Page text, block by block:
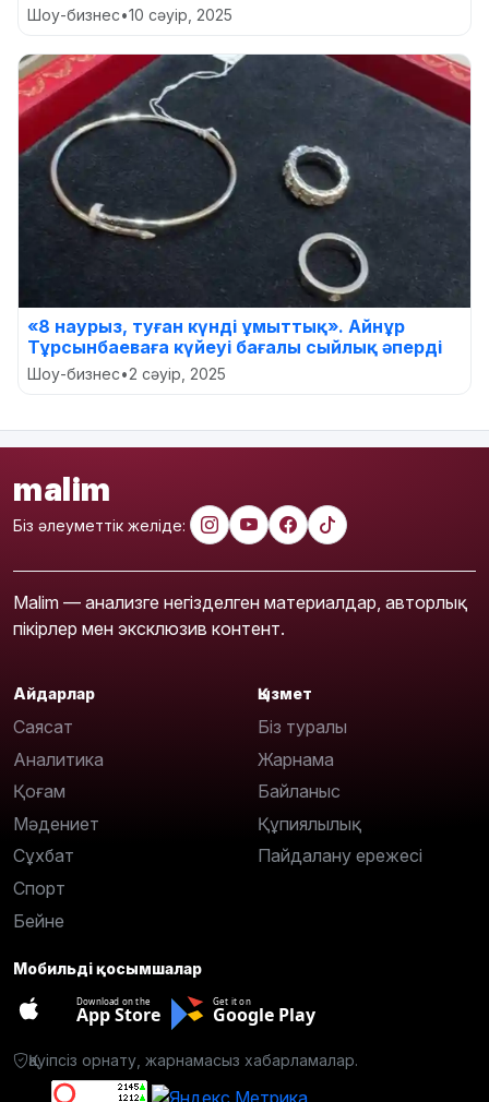
Шоу-бизнес•10 сәуір, 2025
«8 наурыз, туған күнді ұмыттық». Айнұр
Тұрсынбаеваға күйеуі бағалы сыйлық әперді
Шоу-бизнес•2 сәуір, 2025
malim
Біз әлеуметтік желіде:
Malim — анализге негізделген материалдар, авторлық
пікірлер мен эксклюзив контент.
Айдарлар
Саясат
Аналитика
Қоғам
Мәдениет
Сұхбат
Спорт
Бейне
Қызмет
Біз туралы
Жарнама
Байланыс
Құпиялылық
Пайдалану ережесі
Мобильді қосымшалар
Download on the
App Store
Get it on
Google Play
Қауіпсіз орнату, жарнамасыз хабарламалар.